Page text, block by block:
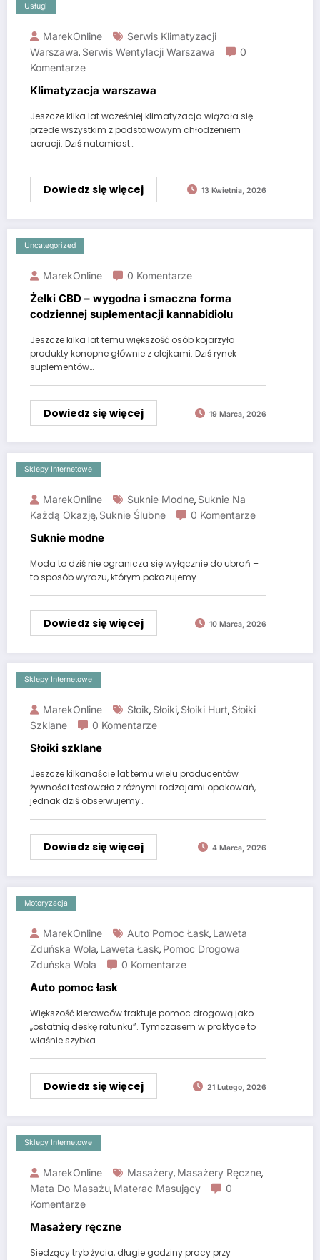
Usługi
MarekOnline
Serwis Klimatyzacji
Warszawa, Serwis Wentylacji Warszawa
0
Komentarze
Klimatyzacja warszawa
Jeszcze kilka lat wcześniej klimatyzacja wiązała się
przede wszystkim z podstawowym chłodzeniem
aeracji. Dziś natomiast…
Dowiedz się więcej 13 Kwietnia, 2026
Uncategorized
MarekOnline 0 Komentarze
Żelki CBD – wygodna i smaczna forma
codziennej suplementacji kannabidiolu
Jeszcze kilka lat temu większość osób kojarzyła
produkty konopne głównie z olejkami. Dziś rynek
suplementów…
Dowiedz się więcej 19 Marca, 2026
Sklepy Internetowe
MarekOnline Suknie Modne, Suknie Na
Każdą Okazję, Suknie Ślubne 0 Komentarze
Suknie modne
Moda to dziś nie ogranicza się wyłącznie do ubrań –
to sposób wyrazu, którym pokazujemy…
Dowiedz się więcej 10 Marca, 2026
Sklepy Internetowe
MarekOnline Słoik, Słoiki, Słoiki Hurt, Słoiki
Szklane
0 Komentarze
Słoiki szklane
Jeszcze kilkanaście lat temu wielu producentów
żywności testowało z różnymi rodzajami opakowań,
jednak dziś obserwujemy…
Dowiedz się więcej 4 Marca, 2026
Motoryzacja
MarekOnline Auto Pomoc Łask, Laweta
Zduńska Wola, Laweta Łask, Pomoc Drogowa
Zduńska Wola
0 Komentarze
Auto pomoc łask
Większość kierowców traktuje pomoc drogową jako
„ostatnią deskę ratunku”. Tymczasem w praktyce to
właśnie szybka…
Dowiedz się więcej 21 Lutego, 2026
Sklepy Internetowe
MarekOnline Masażery, Masażery Ręczne,
Mata Do Masażu, Materac Masujący
0
Komentarze
Masażery ręczne
Siedzący tryb życia, długie godziny pracy przy